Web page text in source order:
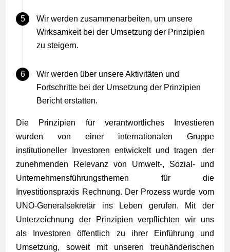
Wir werden zusammenarbeiten, um unsere
Wirksamkeit bei der Umsetzung der Prinzipien
zu steigern.
Wir werden über unsere Aktivitäten und
Fortschritte bei der Umsetzung der Prinzipien
Bericht erstatten.
Die Prinzipien für verantwortliches Investieren
wurden von einer internationalen Gruppe
institutioneller Investoren entwickelt und tragen der
zunehmenden Relevanz von Umwelt-, Sozial- und
Unternehmensführungsthemen für die
Investitionspraxis Rechnung. Der Prozess wurde vom
UNO-Generalsekretär ins Leben gerufen. Mit der
Unterzeichnung der Prinzipien verpflichten wir uns
als Investoren öffentlich zu ihrer Einführung und
Umsetzung, soweit mit unseren treuhänderischen